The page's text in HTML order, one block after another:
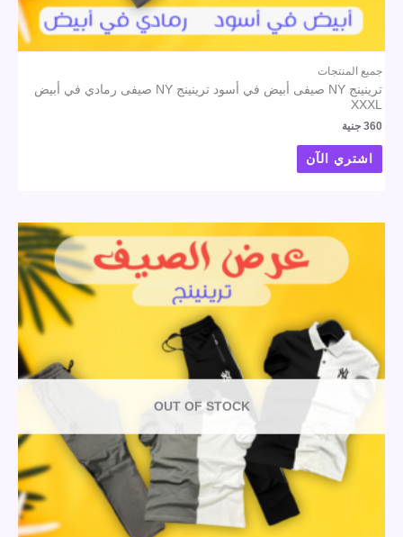
جميع المنتجات
ترينينج NY صيفى أبيض في أسود ترينينج NY صيفى رمادي في أبيض
XXXL
360 جنية
اشتري الآن
OUT OF STOCK